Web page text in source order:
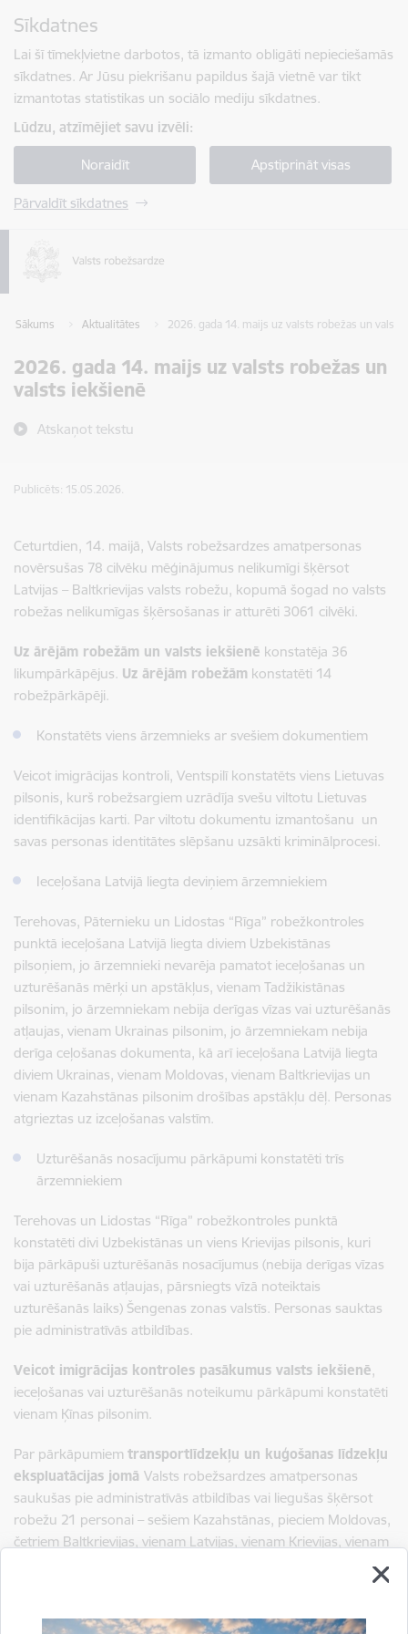
Sīkdatnes
Lai šī tīmekļvietne darbotos, tā izmanto obligāti nepieciešamās
sīkdatnes. Ar Jūsu piekrišanu papildus šajā vietnē var tikt
izmantotas statistikas un sociālo mediju sīkdatnes.
Lūdzu, atzīmējiet savu izvēli:
Noraidīt Apstiprināt visas
Pārvaldīt sīkdatnes
Sākums Aktualitātes 2026. gada 14. maijs uz valsts robežas un valsts
2026. gada 14. maijs uz valsts robežas un
valsts iekšienē
Atskaņot tekstu
Publicēts: 15.05.2026.
Ceturtdien, 14. maijā, Valsts robežsardzes amatpersonas
novērsušas 78 cilvēku mēģinājumus nelikumīgi šķērsot
Latvijas – Baltkrievijas valsts robežu, kopumā šogad no valsts
robežas nelikumīgas šķērsošanas ir atturēti 3061 cilvēki.
Uz ārējām robežām un valsts iekšienē konstatēja 36
likumpārkāpējus. Uz ārējām robežām konstatēti 14
robežpārkāpēji.
Konstatēts viens ārzemnieks ar svešiem dokumentiem
Veicot imigrācijas kontroli, Ventspilī konstatēts viens Lietuvas
pilsonis, kurš robežsargiem uzrādīja svešu viltotu Lietuvas
identifikācijas karti. Par viltotu dokumentu izmantošanu un
savas personas identitātes slēpšanu uzsākti kriminālprocesi.
Ieceļošana Latvijā liegta deviņiem ārzemniekiem
Terehovas, Pāternieku un Lidostas “Rīga” robežkontroles
punktā ieceļošana Latvijā liegta diviem Uzbekistānas
pilsoņiem, jo ārzemnieki nevarēja pamatot ieceļošanas un
uzturēšanās mērķi un apstākļus, vienam Tadžikistānas
pilsonim, jo ārzemniekam nebija derīgas vīzas vai uzturēšanās
atļaujas, vienam Ukrainas pilsonim, jo ārzemniekam nebija
derīga ceļošanas dokumenta, kā arī ieceļošana Latvijā liegta
diviem Ukrainas, vienam Moldovas, vienam Baltkrievijas un
vienam Kazahstānas pilsonim drošības apstākļu dēļ. Personas
atgrieztas uz izceļošanas valstīm.
Uzturēšanās nosacījumu pārkāpumi konstatēti trīs
ārzemniekiem
Terehovas un Lidostas “Rīga” robežkontroles punktā
konstatēti divi Uzbekistānas un viens Krievijas pilsonis, kuri
bija pārkāpuši uzturēšanās nosacījumus (nebija derīgas vīzas
vai uzturēšanās atļaujas, pārsniegts vīzā noteiktais
uzturēšanās laiks) Šengenas zonas valstīs. Personas sauktas
pie administratīvās atbildības.
Veicot imigrācijas kontroles pasākumus valsts iekšienē,
ieceļošanas vai uzturēšanās noteikumu pārkāpumi konstatēti
vienam Ķīnas pilsonim.
Par pārkāpumiem transportlīdzekļu un kuģošanas līdzekļu
ekspluatācijas jomā Valsts robežsardzes amatpersonas
saukušas pie administratīvās atbildības vai liegušas šķērsot
robežu 21 personai – sešiem Kazahstānas, pieciem Moldovas,
četriem Baltkrievijas, vienam Latvijas, vienam Krievijas, vienam
Igaunijas, vienam Tadžikistānas, vienam Ukrainas un vienam